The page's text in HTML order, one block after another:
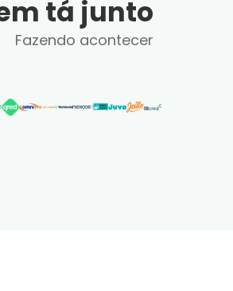
tá junto
Fazendo acontecer